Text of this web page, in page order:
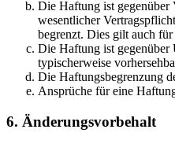
Die Haftung ist gegenüber
wesentlicher
begrenzt. Dies gilt auch
Die Haftung ist gegenüber
typischerweise
Die Haftungsbegrenzung
Ansprüche für eine
6. Änderungsvorbehalt